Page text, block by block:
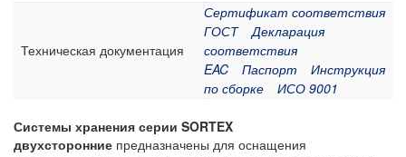
Техническая документация
Сертификат соответствия
ГОСТ
Декларация
соответствия
EAC
Паспорт
Инструкция
по сборке
ИСО 9001
Системы хранения серии SORTEX
двухсторонние предназначены для оснащения